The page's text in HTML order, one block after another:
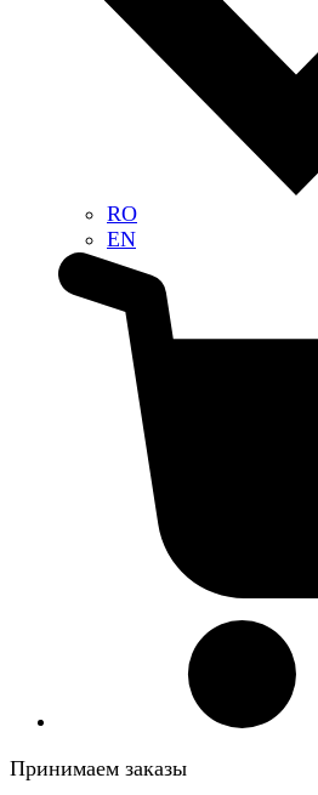
RO
EN
Принимаем заказы